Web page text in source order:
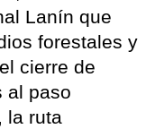
Lanín que
forestales y
cierre de
al paso
la ruta